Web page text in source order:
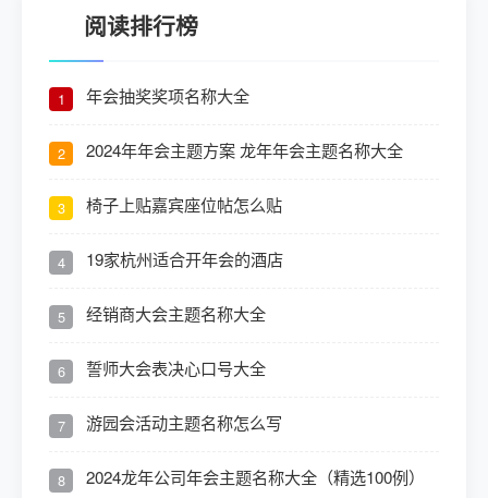
阅读排行榜
1 年会抽奖奖项名称大全
2 2024年年会主题方案 龙年年会主题名称大全
3 椅子上贴嘉宾座位帖怎么贴
4 19家杭州适合开年会的酒店
5 经销商大会主题名称大全
6 誓师大会表决心口号大全
7 游园会活动主题名称怎么写
8 2024龙年公司年会主题名称大全（精选100例）